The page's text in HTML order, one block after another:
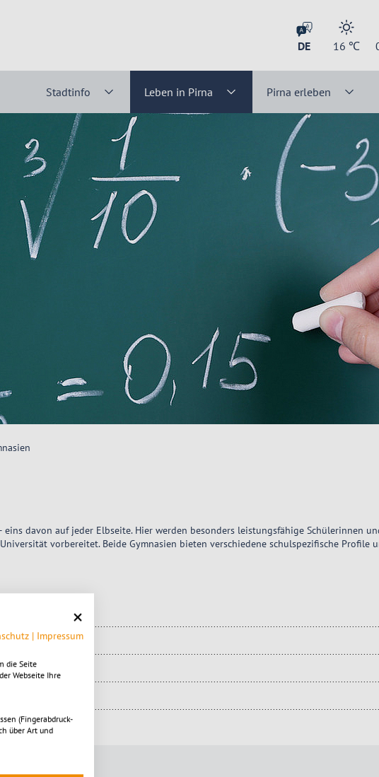
DE 16 ℃
Stadtinfo Leben in Pirna Pirna erleben
davon auf jeder Elbseite. Hier werden besonders leistungsfähige Schülerinnen
vorbereitet. Beide Gymnasien bieten verschiedene schulspezifische Profile
| Impressum
die Seite
Webseite Ihre
(Fingerabdruck-
über Art und